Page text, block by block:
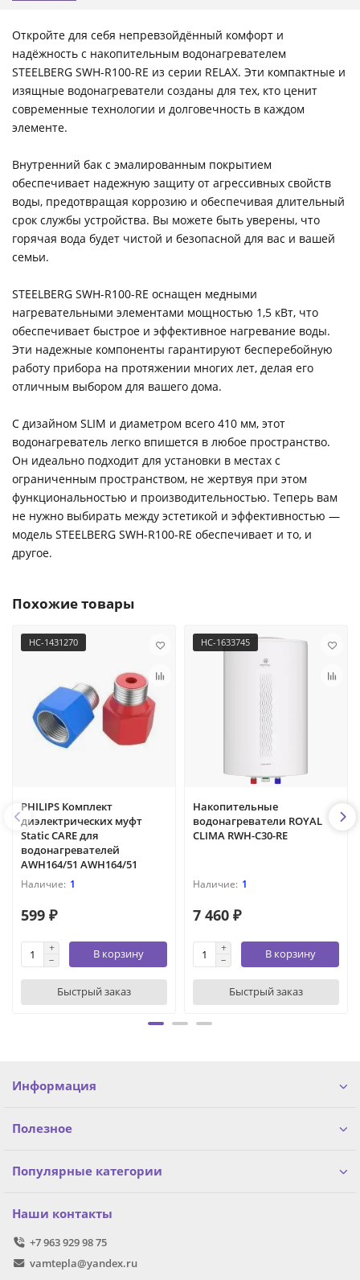
Откройте для себя непревзойдённый комфорт и
надёжность с накопительным водонагревателем
STEELBERG SWH-R100-RE из серии RELAX. Эти компактные и
изящные водонагреватели созданы для тех, кто ценит
современные технологии и долговечность в каждом
элементе.
Внутренний бак с эмалированным покрытием
обеспечивает надежную защиту от агрессивных свойств
воды, предотвращая коррозию и обеспечивая длительный
срок службы устройства. Вы можете быть уверены, что
горячая вода будет чистой и безопасной для вас и вашей
семьи.
STEELBERG SWH-R100-RE оснащен медными
нагревательными элементами мощностью 1,5 кВт, что
обеспечивает быстрое и эффективное нагревание воды.
Эти надежные компоненты гарантируют бесперебойную
работу прибора на протяжении многих лет, делая его
отличным выбором для вашего дома.
С дизайном SLIM и диаметром всего 410 мм, этот
водонагреватель легко впишется в любое пространство.
Он идеально подходит для установки в местах с
ограниченным пространством, не жертвуя при этом
функциональностью и производительностью. Теперь вам
не нужно выбирать между эстетикой и эффективностью —
модель STEELBERG SWH-R100-RE обеспечивает и то, и
другое.
Похожие товары
НС-1431270
PHILIPS Комплект
диэлектрических муфт
Static CARE для
водонагревателей
AWH164/51 AWH164/51
1
599 ₽
В корзину
Быстрый заказ
НС-1633745
Накопительные
водонагреватели ROYAL
CLIMA RWH-С30-RE
1
7 460 ₽
В корзину
Быстрый заказ
Информация
Полезное
Популярные категории
Наши контакты
+7 963 929 98 75
vamtepla@yandex.ru